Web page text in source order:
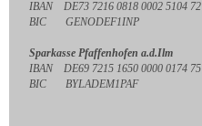
IBAN DE73 7216 0818 0002 5104 72
BIC GENODEF1INP
Sparkasse Pfaffenhofen a.d.Ilm
IBAN DE69 7215 1650 0000 0174 75
BIC BYLADEM1PAF